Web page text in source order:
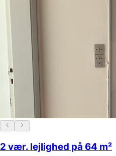
2 vær. lejlighed på 64 m²